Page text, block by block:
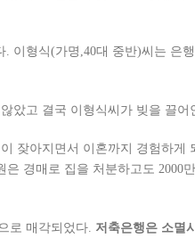
이형식(가명,40대 중반)씨는 은
았고 결국 이형식씨가 빚을 끌어
잦아지면서 이혼까지 경험하게
경매로 집을 처분하고도 2000
로 매각되었다. 저축은행은 소멸